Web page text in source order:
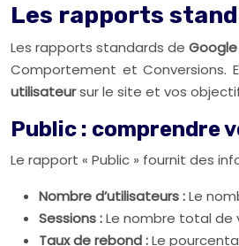
Les rapports
Les rapports standards de
Comportement et Conversions.
utilisateursur le site et vos
Public : comprendre
Le rapport « Public » fournit des
Nombre d’utilisateurs :Le
Sessions :Le nombre total de
Taux de rebond :Le